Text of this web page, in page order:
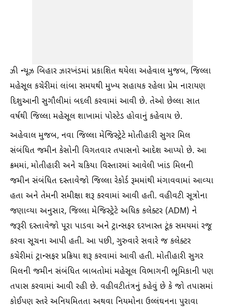
ઝી ન્યૂઝ બિહાર ઝારખંડમાં પ્રકાશિત થયેલા અહેવાલ મુજબ, જિલ્લા
મહેસૂલ કચેરીમાં લાંબા સમયથી મુખ્ય સહાયક રહેલા પ્રેમ નારાયણ
દિશુઆની સુગૌલીમાં બદલી કરવામાં આવી છે. તેઓ છેલ્લા સાત
વર્ષથી જિલ્લા મહેસૂલ શાખામાં પોસ્ટેડ હોવાનું કહેવાય છે.
અહેવાલ મુજબ, નવા જિલ્લા મેજિસ્ટ્રેટે મોતીહારી સુગર મિલ
સંબંધિત જમીન કેસોની વિગતવાર તપાસનો આદેશ આપ્યો છે. આ
ક્રમમાં, મોતીહારી અને ચકિયા વિસ્તારમાં આવેલી ખાંડ મિલની
જમીન સંબંધિત દસ્તાવેજો જિલ્લા રેકોર્ડ રૂમમાંથી મંગાવવામાં આવ્યા
હતા અને તેમની સમીક્ષા શરૂ કરવામાં આવી હતી. વહીવટી સૂત્રોના
જણાવ્યા અનુસાર, જિલ્લા મેજિસ્ટ્રેટે અધિક કલેક્ટર (ADM) ને
જરૂરી દસ્તાવેજો પૂરા પાડવા અને ટ્રાન્સફર દરખાસ્ત ટૂંક સમયમાં રજૂ
કરવા સૂચના આપી હતી. આ પછી, ગુરુવારે સવારે જ કલેક્ટર
કચેરીમાં ટ્રાન્સફર પ્રક્રિયા શરૂ કરવામાં આવી હતી. મોતીહારી સુગર
મિલની જમીન સંબંધિત બાબતોમાં મહેસૂલ વિભાગની ભૂમિકાની પણ
તપાસ કરવામાં આવી રહી છે. વહીવટીતંત્રનું કહેવું છે કે જો તપાસમાં
કોઈપણ સ્તરે અનિયમિતતા અથવા નિયમોના ઉલ્લંઘનના પુરાવા